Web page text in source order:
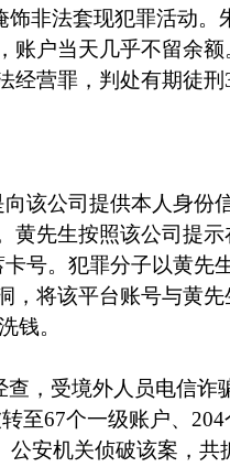
饰非法套现犯罪活动。
账户当天几乎不留余
经营罪，判处有期徒刑
该公司提供本人身份
黄先生按照该公司提示
号。犯罪分子以黄先
，将该平台账号与黄
钱。
，受境外人员电信诈
至67个一级账户、 204
安机关侦破该案，共